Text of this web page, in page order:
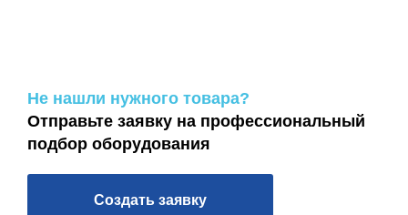
Не нашли нужного товара?
Отправьте заявку на профессиональный
подбор оборудования
Создать заявку